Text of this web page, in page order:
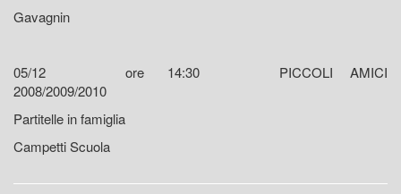
Gavagnin
05/12 ore 14:30
PICCOLI AMICI
2008/2009/2010
Partitelle in famiglia
Campetti Scuola